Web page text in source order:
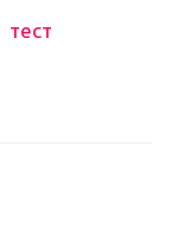
тест